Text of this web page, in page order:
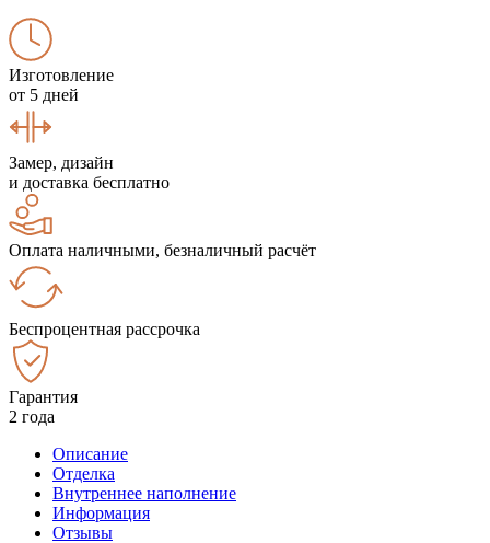
Изготовление
от 5 дней
Замер, дизайн
и доставка бесплатно
Оплата наличными, безналичный расчёт
Беспроцентная рассрочка
Гарантия
2 года
Описание
Отделка
Внутреннее наполнение
Информация
Отзывы